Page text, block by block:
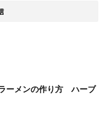
ーメンの作り方 ハーブ